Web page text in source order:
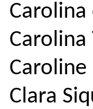
Carolina
Carolina
Caroline
Clara